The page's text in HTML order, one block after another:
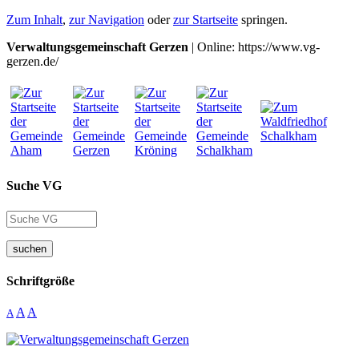
Zum Inhalt, zur Navigation oderzur Startseite springen.
Verwaltungsgemeinschaft Gerzen | Online: https://www.vg-
gerzen.de/
Suche VG
suchen
Schriftgröße
A A A